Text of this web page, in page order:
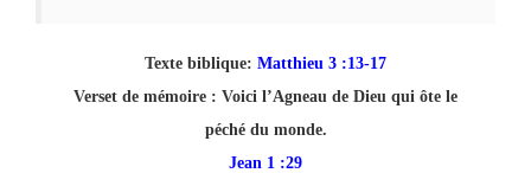
Texte biblique: Matthieu 3 :13-17
Verset de mémoire : Voici l’Agneau de Dieu qui ôte le
péché du monde.
Jean 1 :29